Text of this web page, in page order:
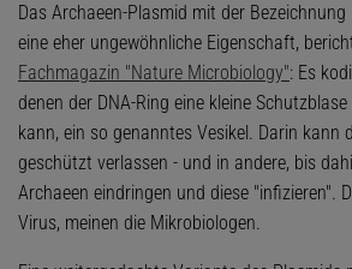
Das Archaeen-Plasmid mit der
eine eher ungewöhnliche Eigenschaft,
Fachmagazin "Nature Microbiology": Es
denen der DNA-Ring eine kleine
kann, ein so genanntes Vesikel. Darin kann
geschützt verlassen - und in andere, bis
Archaeen eindringen und diese "infizieren".
Virus, meinen die Mikrobiologen.